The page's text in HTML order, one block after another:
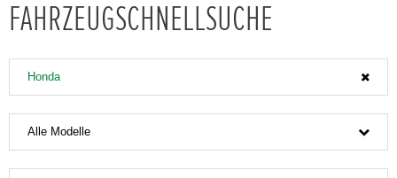
FAHRZEUGSCHNELLSUCHE
Honda
Alle Modelle